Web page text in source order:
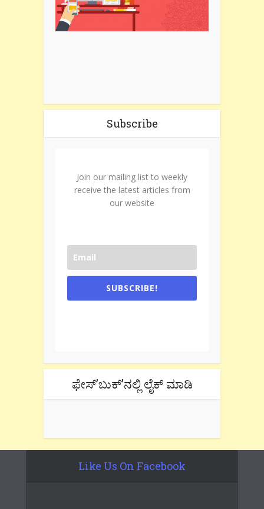
Subscribe
Join our mailing list to weekly
receive the latest articles from
our website
SUBSCRIBE!
ಫೇಸ್’ಬುಕ್’ನಲ್ಲಿ ಲೈಕ್ ಮಾಡಿ
Like Us On Facebook